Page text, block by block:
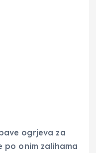
ogrjeva za
po onim zalihama